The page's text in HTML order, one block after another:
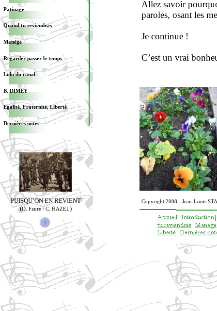
Patinage
Quand tu reviendras
Manège
Regarder passer le temps
Lulu du canal
B. DIMEY
Egalité, Fraternité, Liberté
Dernières notes
Allez savoir
paroles, osant les
Je continue !
C’est un vrai
Copyright 2008 - Jean-Louis
PUISQU’ON EN REVIENT
(D. Faure / C. HAZEL)